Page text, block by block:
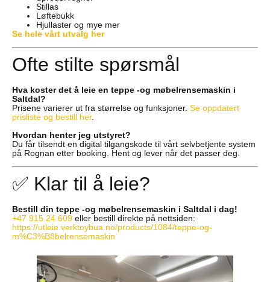
Stillas
Løftebukk
Hjullaster og mye mer
Se hele vårt utvalg her
Ofte stilte spørsmål
Hva koster det å leie en teppe -og møbelrensemaskin i
Saltdal?
Prisene varierer ut fra størrelse og funksjoner. Se oppdatert
prisliste og bestill her.
Hvordan henter jeg utstyret?
Du får tilsendt en digital tilgangskode til vårt selvbetjente system
på Rognan etter booking. Hent og lever når det passer deg.
✅ Klar til å leie?
Bestill din teppe -og møbelrensemaskin i Saltdal i dag!
+47 915 24 609 eller bestill direkte på nettsiden:
https://utleie.verktoybua.no/products/1084/teppe-og-
m%C3%B8belrensemaskin